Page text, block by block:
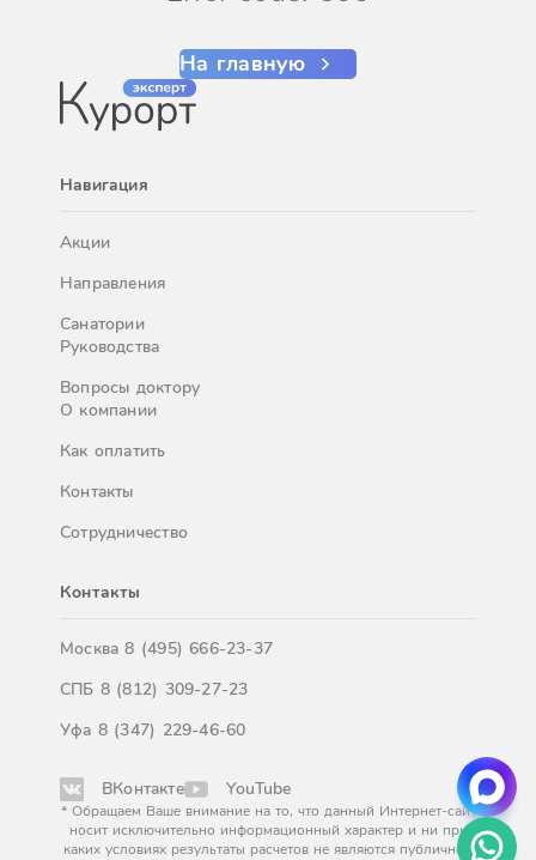
На главную
Навигация
Акции
Направления
Санатории
Руководства
Вопросы доктору
О компании
Как оплатить
Контакты
Сотрудничество
Контакты
Москва8 (495) 666-23-37
СПБ 8 (812) 309-27-23
Уфа 8 (347) 229-46-60
ВКонтакте YouTube
* Обращаем Ваше внимание на то, что данный Интернет-сайт
носит исключительно информационный характер и ни при
каких условиях результаты расчетов не являются публичной